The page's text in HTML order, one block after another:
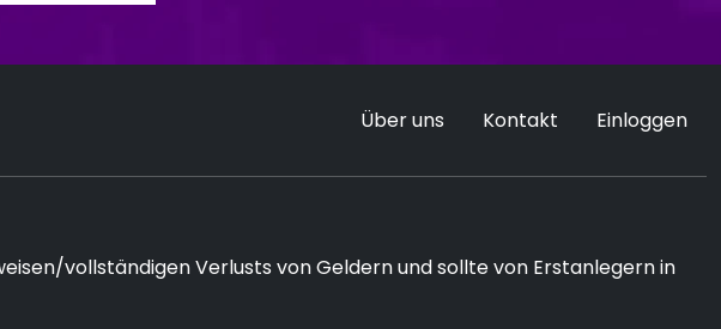
Über uns Kontakt Einloggen
vollständigen Verlusts von Geldern und sollte von Erstanlegern in